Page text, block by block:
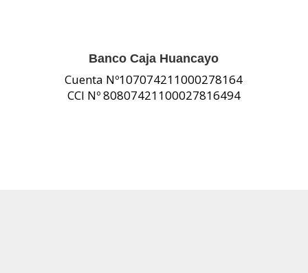
Banco Caja Huancayo
Cuenta Nº107074211000278164
CCI Nº 80807421100027816494